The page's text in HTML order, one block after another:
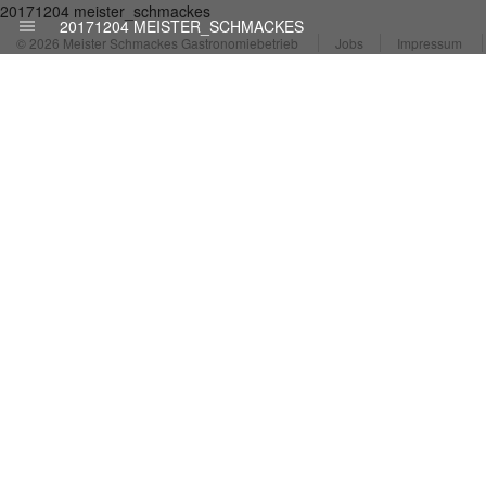
20171204 MEISTER_SCHMACKES
20171204 meister_schmackes
© 2026 Meister Schmackes Gastronomiebetrieb Jobs Impressum